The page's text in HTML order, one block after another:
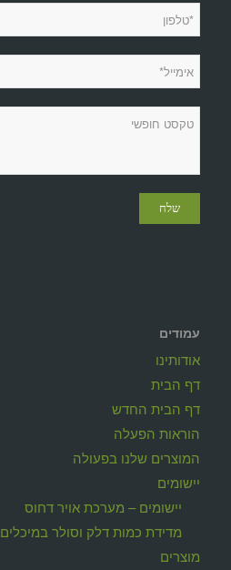
עמודים
אודותינו
דף הבית
דף הבית החדש
הוראות הפעלה
המוצרים שלנו בפעולה
יישומים
יישומים – מערכת אויר דחוס
מדידת כמות דלק וסולר במיכלים
מוצרים